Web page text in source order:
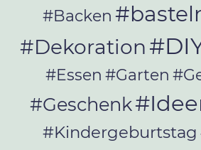
#Backen
#Dekoration
#Essen #Garten
#Geschenk
#Kindergeburtstag